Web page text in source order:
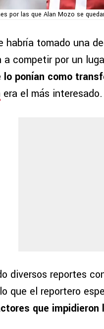
por las que Alan Mozo se
habría tomado una
a competir por un
lo ponían como
era el más interesado.
diversos reportes
que el reportero
que